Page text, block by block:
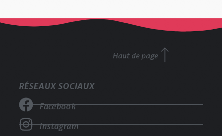
RÉSEAUX SOCIAUX
Facebook
Instagram
Haut de page